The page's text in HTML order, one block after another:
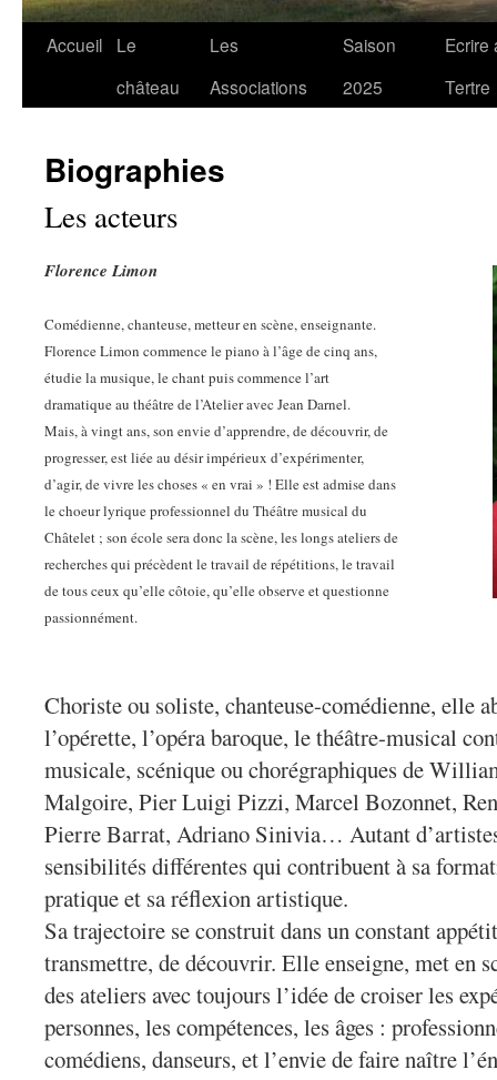
Accueil
Le
château
Les
Associations
Saison
2025
Ecrire
Tertre
Biographies
Les acteurs
Florence Limon
Comédienne, chanteuse, metteur en scène, enseignante.
Florence Limon commence le piano à l’âge de cinq ans,
étudie la musique, le chant puis commence l’art
dramatique au théâtre de l’Atelier avec Jean Darnel.
Mais, à vingt ans, son envie d’apprendre, de découvrir, de
progresser, est liée au désir impérieux d’expérimenter,
d’agir, de vivre les choses « en vrai » ! Elle est admise dans
le choeur lyrique professionnel du Théâtre musical du
Châtelet ; son école sera donc la scène, les longs ateliers de
recherches qui précèdent le travail de répétitions, le travail
de tous ceux qu’elle côtoie, qu’elle observe et questionne
passionnément.
Choriste ou soliste, chanteuse-comédienne, elle
l’opérette, l’opéra baroque, le théâtre-musical
musicale, scénique ou chorégraphiques de
Malgoire, Pier Luigi Pizzi, Marcel Bozonnet,
Pierre Barrat, Adriano Sinivia… Autant
sensibilités différentes qui contribuent à sa
pratique et sa réflexion artistique.
Sa trajectoire se construit dans un constant
transmettre, de découvrir. Elle enseigne, met en
des ateliers avec toujours l’idée de croiser les
personnes, les compétences, les âges :
comédiens, danseurs, et l’envie de faire naître